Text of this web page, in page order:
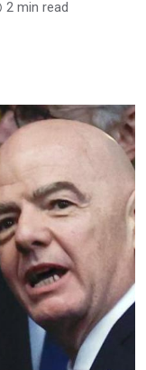
2 min read